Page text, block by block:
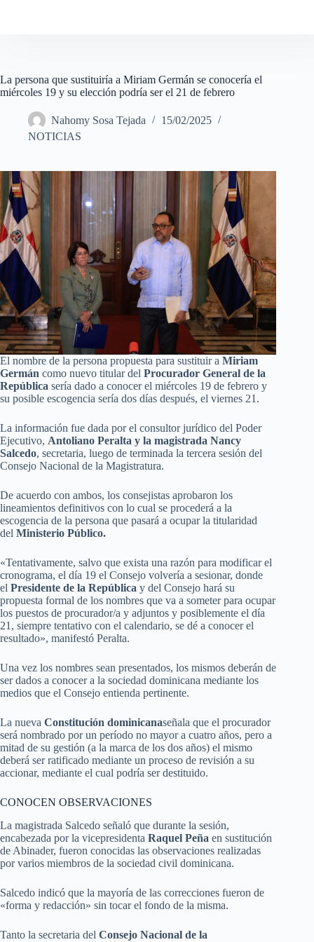
La persona que sustituiría a Miriam Germán se conocería el
miércoles 19 y su elección podría ser el 21 de febrero
Nahomy Sosa Tejada
15/02/2025
NOTICIAS
El nombre de la persona propuesta para sustituir a Miriam
Germán como nuevo titular del Procurador General de la
República sería dado a conocer el miércoles 19 de febrero y
su posible escogencia sería dos días después, el viernes 21.
La información fue dada por el consultor jurídico del Poder
Ejecutivo, Antoliano Peralta y la magistrada Nancy
Salcedo, secretaria, luego de terminada la tercera sesión del
Consejo Nacional de la Magistratura.
De acuerdo con ambos, los consejistas aprobaron los
lineamientos definitivos con lo cual se procederá a la
escogencia de la persona que pasará a ocupar la titularidad
del Ministerio Público.
«Tentativamente, salvo que exista una razón para modificar el
cronograma, el día 19 el Consejo volvería a sesionar, donde
el Presidente de la República y del Consejo hará su
propuesta formal de los nombres que va a someter para ocupar
los puestos de procurador/a y adjuntos y posiblemente el día
21, siempre tentativo con el calendario, se dé a conocer el
resultado», manifestó Peralta.
Una vez los nombres sean presentados, los mismos deberán de
ser dados a conocer a la sociedad dominicana mediante los
medios que el Consejo entienda pertinente.
La nueva Constitución dominicanaseñala que el procurador
será nombrado por un período no mayor a cuatro años, pero a
mitad de su gestión (a la marca de los dos años) el mismo
deberá ser ratificado mediante un proceso de revisión a su
accionar, mediante el cual podría ser destituido.
CONOCEN OBSERVACIONES
La magistrada Salcedo señaló que durante la sesión,
encabezada por la vicepresidenta Raquel Peña en sustitución
de Abinader, fueron conocidas las observaciones realizadas
por varios miembros de la sociedad civil dominicana.
Salcedo indicó que la mayoría de las correcciones fueron de
«forma y redacción» sin tocar el fondo de la misma.
Tanto la secretaria del Consejo Nacional de la